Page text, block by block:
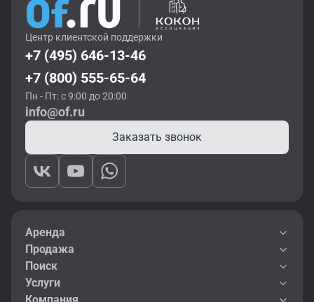
Центр клиентской поддержки
+7 (495) 646-13-46
+7 (800) 555-65-64
Пн - Пт: с 9:00 до 20:00
info@of.ru
Заказать звонок
Аренда
Продажа
Поиск
Услуги